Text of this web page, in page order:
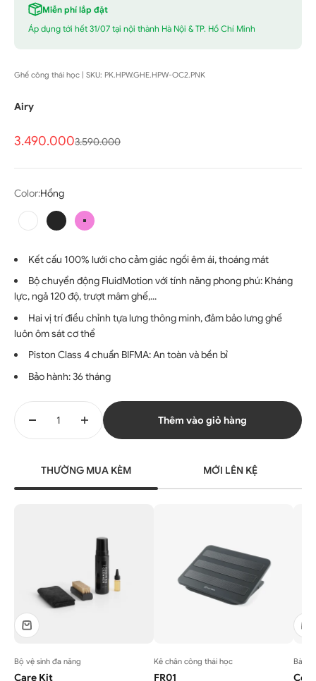
Miễn phí lắp đặt
Áp dụng tới hết 31/07 tại nội thành Hà Nội & TP. Hồ Chí Minh
Ghế công thái học | SKU: PK.HPW.GHE.HPW-OC2.PNK
Airy
Giá bán
3.490.000Giá thông thường
3.590.000
Color:Hồng
Trắng Đen Hồng
Kết cấu 100% lưới cho cảm giác ngồi êm ái, thoáng mát
Bộ chuyển động FluidMotion với tính năng phong phú: Kháng
lực, ngả 120 độ, trượt mâm ghế,...
Hai vị trí điều chỉnh tựa lưng thông minh, đảm bảo lưng ghế
luôn ôm sát cơ thể
Piston Class 4 chuẩn BIFMA: An toàn và bền bỉ
Bảo hành: 36 tháng
Thêm vào giỏ hàng
THƯỜNG MUA KÈM MỚI LÊN KỆ
Bộ vệ sinh đa năng
Care Kit
Kê chân công thái học
FR01
Bàn